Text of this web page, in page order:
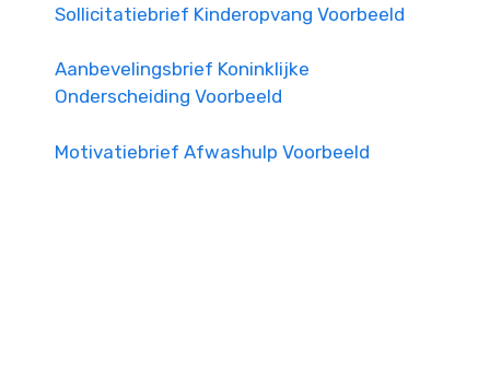
Sollicitatiebrief Kinderopvang Voorbeeld
Aanbevelingsbrief Koninklijke
Onderscheiding Voorbeeld
Motivatiebrief Afwashulp Voorbeeld